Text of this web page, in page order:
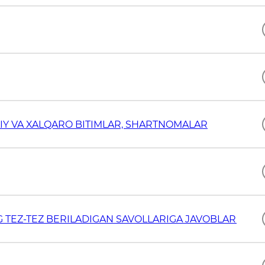
VA XALQARO BITIMLAR, SHARTNOMALAR
TEZ BERILADIGAN SAVOLLARIGA JAVOBLAR